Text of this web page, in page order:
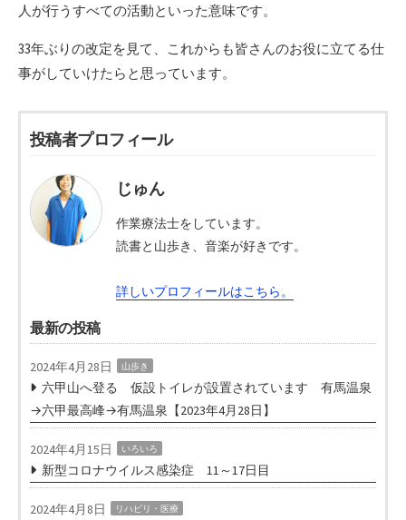
人が行うすべての活動といった意味です。
33年ぶりの改定を見て、これからも皆さんのお役に立てる仕
事がしていけたらと思っています。
投稿者プロフィール
じゅん
作業療法士をしています。
読書と山歩き、音楽が好きです。
詳しいプロフィールはこちら。
最新の投稿
2024年4月28日 山歩き
六甲山へ登る 仮設トイレが設置されています 有馬温泉
→六甲最高峰→有馬温泉【2023年4月28日】
2024年4月15日 いろいろ
新型コロナウイルス感染症 11～17日目
2024年4月8日 リハビリ・医療